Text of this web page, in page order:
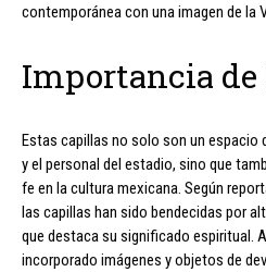
contemporánea con una imagen de la
Importancia de
Estas capillas no solo son un espacio
y el personal del estadio, sino que
fe en la cultura mexicana. Según
las capillas han sido bendecidas por
que destaca su significado espiritual.
incorporado imágenes y objetos de